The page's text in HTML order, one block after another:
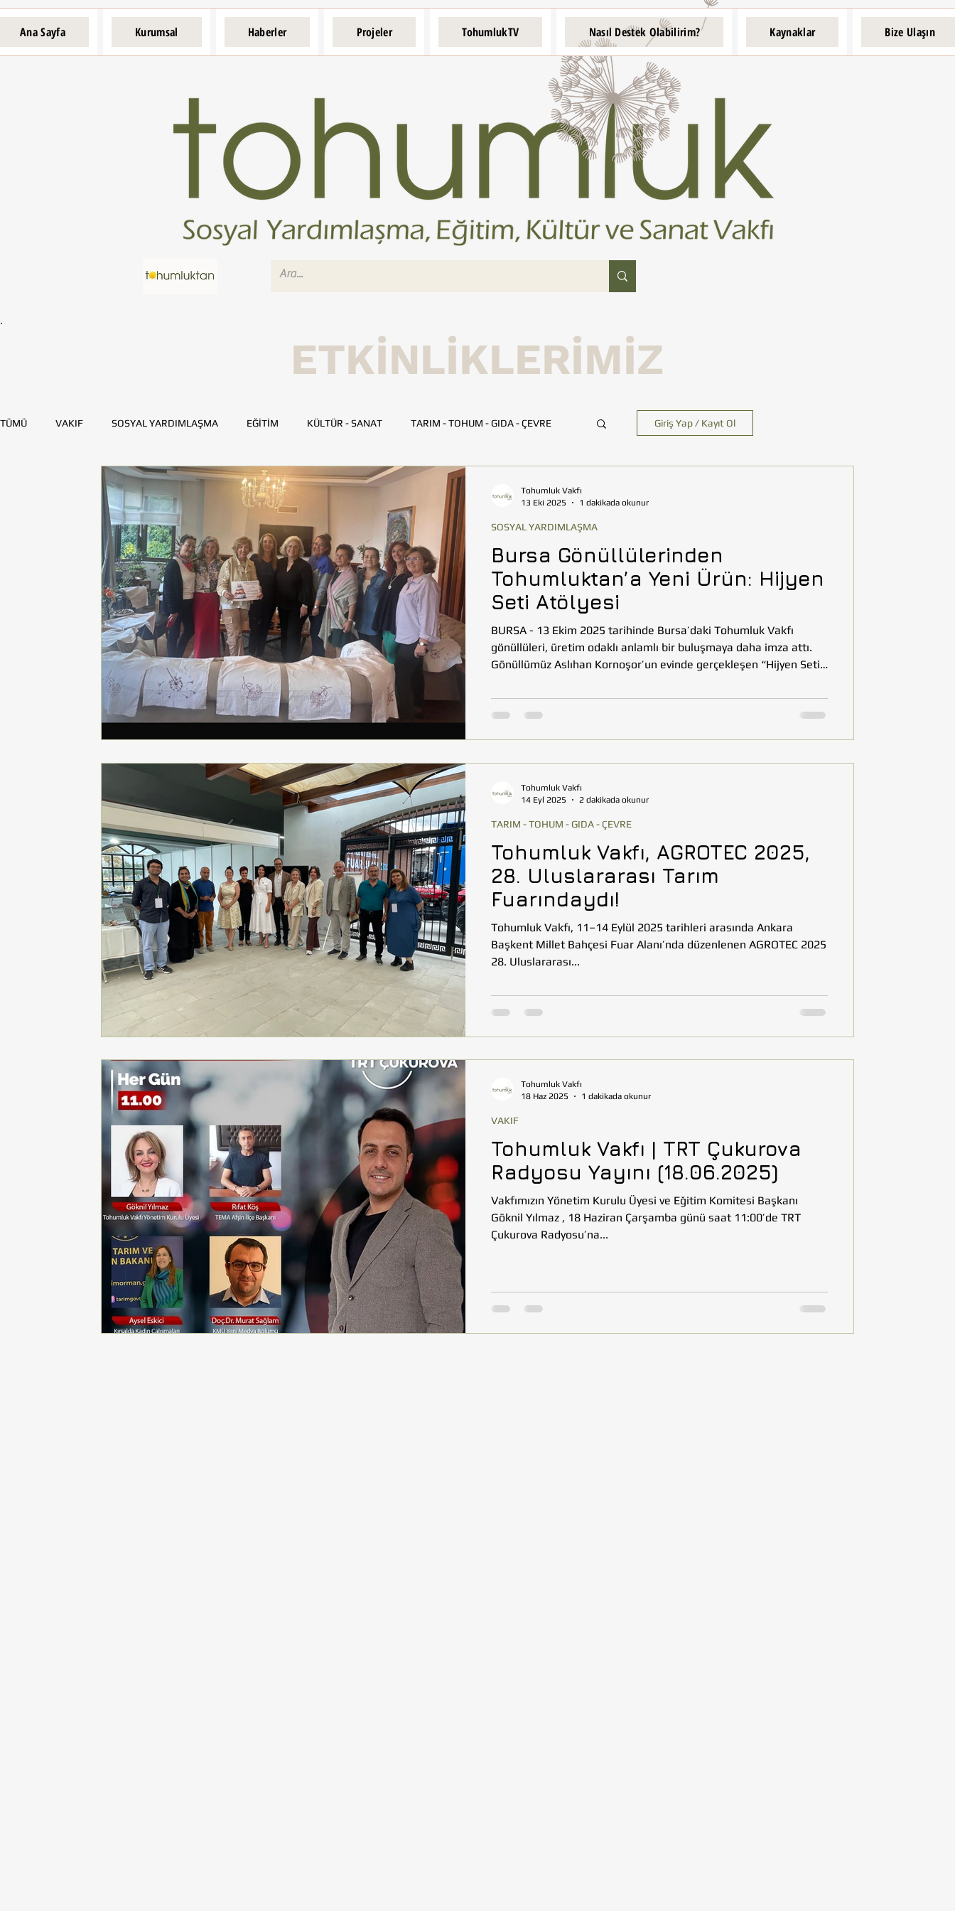
Ana Sayfa Kurumsal Haberler Projeler TohumlukTV Nasıl Destek Olabilirim? Kaynaklar Bize Ulaşın
ETKİNLİKLERİMİZ
TÜMÜ VAKIF SOSYAL YARDIMLAŞMA EĞİTİM KÜLTÜR - SANAT TARIM - TOHUM - GIDA - ÇEVRE
SAĞLIK KAYNAK GELİŞTİRME GENÇ TOHUMLUK İLETİŞİM TOHUMLUK TV
DENİZLİ DİYARBAKIR ESKİŞEHİR HATAY İSTANBUL İZMİR
TOHUMLUKTAN TOHUMLUK YAZARLARI BİLİM VE TEKNOLOJİ GEZİ
Giriş Yap / Kayıt Ol
Bursa Gönüllülerinden
Tohumluktan’a Yeni Ürün: Hijyen
Seti Atölyesi
BURSA - 13 Ekim 2025 tarihinde Bursa’daki Tohumluk Vakfı
gönüllüleri, üretim odaklı anlamlı bir buluşmaya daha imza attı.
Gönüllümüz Aslıhan Kornoşor’un evinde gerçekleşen “Hijyen Seti
için hem estetik hem işlevsel ürünler tasarladı. El emeğiyle
hazırlanan sabun keseleri, bez çantalar ve doğal hijyen
SOSYAL YARDIMLAŞMA
Tohumluk Vakfı
13 Eki 2025
1 dakikada okunur
Tohumluk Vakfı, AGROTEC 2025,
28. Uluslararası Tarım
Fuarındaydı!
Tohumluk Vakfı, 11–14 Eylül 2025 tarihleri arasında Ankara
Başkent Millet Bahçesi Fuar Alanı’nda düzenlenen AGROTEC 2025
28. Uluslararası...
TARIM - TOHUM - GIDA - ÇEVRE
Tohumluk Vakfı
14 Eyl 2025
2 dakikada okunur
Tohumluk Vakfı | TRT Çukurova
Radyosu Yayını (18.06.2025)
Vakfımızın Yönetim Kurulu Üyesi ve Eğitim Komitesi Başkanı
Göknil Yılmaz , 18 Haziran Çarşamba günü saat 11:00’de TRT
Çukurova Radyosu’na...
VAKIF
Tohumluk Vakfı
18 Haz 2025
1 dakikada okunur